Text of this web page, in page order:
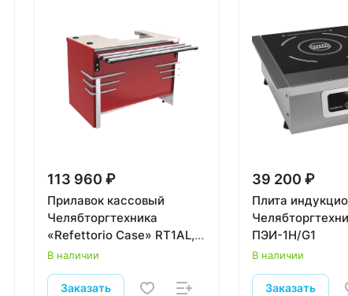
113 960 ₽
Прилавок кассовый
Челябторгтехника
«Refettorio Case» RТ1АL,
левый
В наличии
Заказать
39 200 ₽
Плита
ПЭИ-1Н/G1
В наличии
Заказать